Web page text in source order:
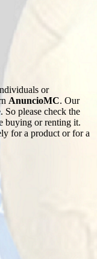
or
AnuncioMC. Our
So please check the
buying or renting it.
for a product or for a